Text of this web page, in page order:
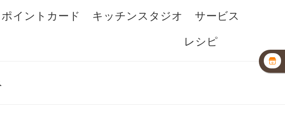
ポイントカード キッチンスタジオ サービス
レシピ